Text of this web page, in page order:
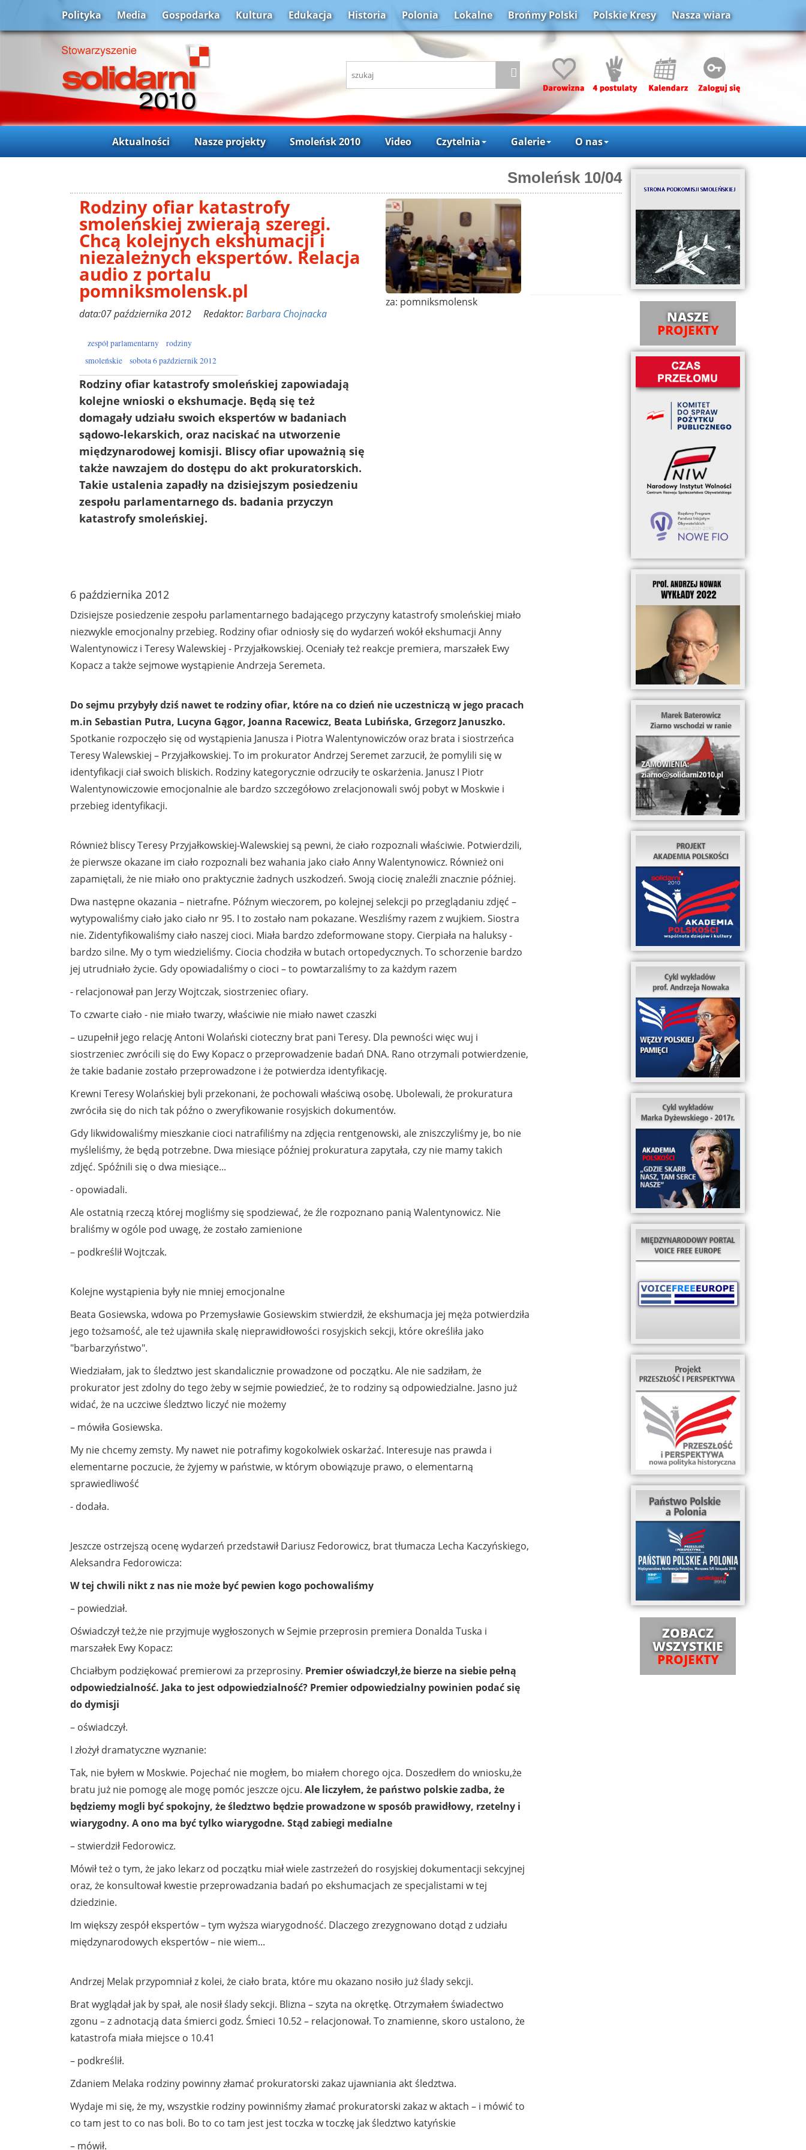
Polityka Media Gospodarka Kultura Edukacja Historia Polonia Lokalne Brońmy Polski Polskie Kresy Nasza wiara
Aktualności Nasze projekty Smoleńsk 2010 Video Czytelnia Galerie O nas
Smoleńsk 10/04
Rodziny ofiar katastrofy
smoleńskiej zwierają szeregi.
Chcą kolejnych ekshumacji i
niezależnych ekspertów. Relacja
audio z portalu
pomniksmolensk.pl
data:07 października 2012 Redaktor:Barbara Chojnacka
zespół parlamentarny
rodziny
smoleńskie
sobota 6 październik 2012
Rodziny ofiar katastrofy smoleńskiej zapowiadają
kolejne wnioski o ekshumacje. Będą się też
domagały udziału swoich ekspertów w badaniach
sądowo-lekarskich, oraz naciskać na utworzenie
międzynarodowej komisji. Bliscy ofiar upoważnią się
także nawzajem do dostępu do akt prokuratorskich.
Takie ustalenia zapadły na dzisiejszym posiedzeniu
zespołu parlamentarnego ds. badania przyczyn
katastrofy smoleńskiej.
za: pomniksmolensk
6 października 2012
Dzisiejsze posiedzenie zespołu parlamentarnego badającego przyczyny katastrofy smoleńskiej miało
niezwykle emocjonalny przebieg. Rodziny ofiar odniosły się do wydarzeń wokół ekshumacji Anny
Walentynowicz i Teresy Walewskiej - Przyjałkowskiej. Oceniały też reakcje premiera, marszałek Ewy
Kopacz a także sejmowe wystąpienie Andrzeja Seremeta.
Do sejmu przybyły dziś nawet te rodziny ofiar, które na co dzień nie uczestniczą w jego pracach
m.in Sebastian Putra, Lucyna Gągor, Joanna Racewicz, Beata Lubińska, Grzegorz Januszko.
Spotkanie rozpoczęło się od wystąpienia Janusza i Piotra Walentynowiczów oraz brata i siostrzeńca
Teresy Walewskiej – Przyjałkowskiej. To im prokurator Andrzej Seremet zarzucił, że pomylili się w
identyfikacji ciał swoich bliskich. Rodziny kategorycznie odrzuciły te oskarżenia. Janusz I Piotr
Walentynowiczowie emocjonalnie ale bardzo szczegółowo zrelacjonowali swój pobyt w Moskwie i
przebieg identyfikacji.
Również bliscy Teresy Przyjałkowskiej-Walewskiej są pewni, że ciało rozpoznali właściwie. Potwierdzili,
że pierwsze okazane im ciało rozpoznali bez wahania jako ciało Anny Walentynowicz. Również oni
zapamiętali, że nie miało ono praktycznie żadnych uszkodzeń. Swoją ciocię znaleźli znacznie później.
Dwa następne okazania – nietrafne. Późnym wieczorem, po kolejnej selekcji po przeglądaniu zdjęć –
wytypowaliśmy ciało jako ciało nr 95. I to zostało nam pokazane. Weszliśmy razem z wujkiem. Siostra
nie. Zidentyfikowaliśmy ciało naszej cioci. Miała bardzo zdeformowane stopy. Cierpiała na haluksy -
bardzo silne. My o tym wiedzieliśmy. Ciocia chodziła w butach ortopedycznych. To schorzenie bardzo
jej utrudniało życie. Gdy opowiadaliśmy o cioci – to powtarzaliśmy to za każdym razem
- relacjonował pan Jerzy Wojtczak, siostrzeniec ofiary.
To czwarte ciało - nie miało twarzy, właściwie nie miało nawet czaszki
– uzupełnił jego relację Antoni Wolański cioteczny brat pani Teresy. Dla pewności więc wuj i
siostrzeniec zwrócili się do Ewy Kopacz o przeprowadzenie badań DNA. Rano otrzymali potwierdzenie,
że takie badanie zostało przeprowadzone i że potwierdza identyfikację.
Krewni Teresy Wolańskiej byli przekonani, że pochowali właściwą osobę. Ubolewali, że prokuratura
zwróciła się do nich tak późno o zweryfikowanie rosyjskich dokumentów.
Gdy likwidowaliśmy mieszkanie cioci natrafiliśmy na zdjęcia rentgenowski, ale zniszczyliśmy je, bo nie
myśleliśmy, że będą potrzebne. Dwa miesiące później prokuratura zapytała, czy nie mamy takich
zdjęć. Spóźnili się o dwa miesiące...
- opowiadali.
Ale ostatnią rzeczą której mogliśmy się spodziewać, że źle rozpoznano panią Walentynowicz. Nie
braliśmy w ogóle pod uwagę, że zostało zamienione
– podkreślił Wojtczak.
Kolejne wystąpienia były nie mniej emocjonalne
Beata Gosiewska, wdowa po Przemysławie Gosiewskim stwierdził, że ekshumacja jej męża potwierdziła
jego tożsamość, ale też ujawniła skalę nieprawidłowości rosyjskich sekcji, które określiła jako
"barbarzyństwo".
Wiedziałam, jak to śledztwo jest skandalicznie prowadzone od początku. Ale nie sadziłam, że
prokurator jest zdolny do tego żeby w sejmie powiedzieć, że to rodziny są odpowiedzialne. Jasno już
widać, że na uczciwe śledztwo liczyć nie możemy
– mówiła Gosiewska.
My nie chcemy zemsty. My nawet nie potrafimy kogokolwiek oskarżać. Interesuje nas prawda i
elementarne poczucie, że żyjemy w państwie, w którym obowiązuje prawo, o elementarną
sprawiedliwość
- dodała.
Jeszcze ostrzejszą ocenę wydarzeń przedstawił Dariusz Fedorowicz, brat tłumacza Lecha Kaczyńskiego,
Aleksandra Fedorowicza:
W tej chwili nikt z nas nie może być pewien kogo pochowaliśmy
– powiedział.
Oświadczył też,że nie przyjmuje wygłoszonych w Sejmie przeprosin premiera Donalda Tuska i
marszałek Ewy Kopacz:
Chciałbym podziękować premierowi za przeprosiny. Premier oświadczył,że bierze na siebie pełną
odpowiedzialność. Jaka to jest odpowiedzialność? Premier odpowiedzialny powinien podać się
do dymisji
– oświadczył.
I złożył dramatyczne wyznanie:
Tak, nie byłem w Moskwie. Pojechać nie mogłem, bo miałem chorego ojca. Doszedłem do wniosku,że
bratu już nie pomogę ale mogę pomóc jeszcze ojcu. Ale liczyłem, że państwo polskie zadba, że
będziemy mogli być spokojny, że śledztwo będzie prowadzone w sposób prawidłowy, rzetelny i
wiarygodny. A ono ma być tylko wiarygodne. Stąd zabiegi medialne
– stwierdził Fedorowicz.
Mówił też o tym, że jako lekarz od początku miał wiele zastrzeżeń do rosyjskiej dokumentacji sekcyjnej
oraz, że konsultował kwestie przeprowadzania badań po ekshumacjach ze specjalistami w tej
dziedzinie.
Im większy zespół ekspertów – tym wyższa wiarygodność. Dlaczego zrezygnowano dotąd z udziału
międzynarodowych ekspertów – nie wiem...
Andrzej Melak przypomniał z kolei, że ciało brata, które mu okazano nosiło już ślady sekcji.
Brat wyglądał jak by spał, ale nosił ślady sekcji. Blizna – szyta na okrętkę. Otrzymałem świadectwo
zgonu – z adnotacją data śmierci godz. Śmieci 10.52 – relacjonował. To znamienne, skoro ustalono, że
katastrofa miała miejsce o 10.41
– podkreślił.
Zdaniem Melaka rodziny powinny złamać prokuratorski zakaz ujawniania akt śledztwa.
Wydaje mi się, że my, wszystkie rodziny powinniśmy złamać prokuratorski zakaz w aktach – i mówić to
co tam jest to co nas boli. Bo to co tam jest jest toczka w toczkę jak śledztwo katyńskie
– mówił.
NASZE
PROJEKTY
ZOBACZ
WSZYSTKIE
PROJEKTY